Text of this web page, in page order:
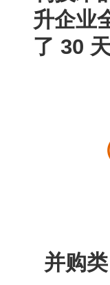
升企业
了 30
并购